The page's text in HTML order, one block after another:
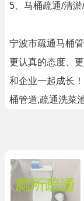
5、马桶疏通/清淤
宁波市疏通马桶
更认真的态度、
和企业一起成长
桶管道,疏通洗菜